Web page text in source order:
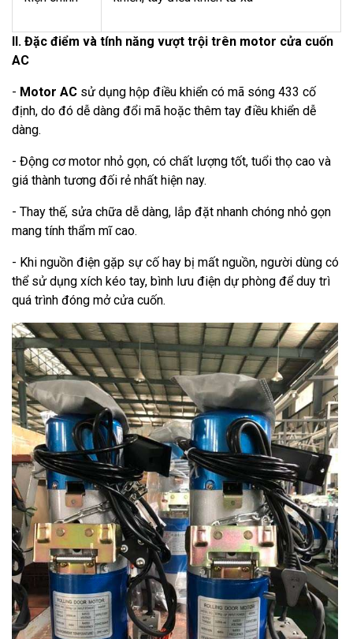
II. Đặc điểm và tính năng vượt trội trên motor cửa cuốn
AC
- Motor AC sử dụng hộp điều khiển có mã sóng 433 cố
định, do đó dễ dàng đổi mã hoặc thêm tay điều khiển dễ
dàng.
- Động cơ motor nhỏ gọn, có chất lượng tốt, tuổi thọ cao và
giá thành tương đối rẻ nhất hiện nay.
- Thay thế, sửa chữa dễ dàng, lắp đặt nhanh chóng nhỏ gọn
mang tính thẩm mĩ cao.
- Khi nguồn điện gặp sự cố hay bị mất nguồn, người dùng có
thể sử dụng xích kéo tay, bình lưu điện dự phòng để duy trì
quá trình đóng mở cửa cuốn.